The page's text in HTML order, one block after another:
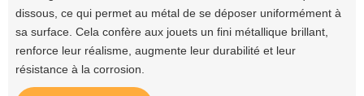
dissous, ce qui permet au métal de se déposer uniformément à
sa surface. Cela confère aux jouets un fini métallique brillant,
renforce leur réalisme, augmente leur durabilité et leur
résistance à la corrosion.